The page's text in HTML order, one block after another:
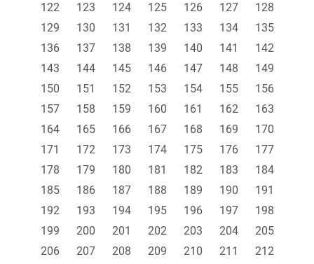
122
123 124 125 126 127
128
129
130 131 132 133 134
135
136
137 138 139 140 141
142
143
144 145 146 147 148
149
150
151 152 153 154 155
156
157
158 159 160 161 162
163
164
165 166 167 168 169
170
171
172 173 174 175 176
177
178
179 180 181 182 183
184
185
186 187 188 189 190
191
192
193 194 195 196 197
198
199
200 201 202 203 204
205
206
207 208 209 210 211
212